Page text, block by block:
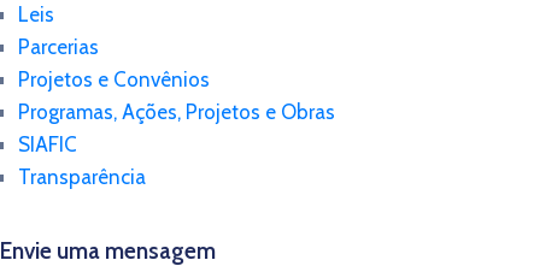
Leis
Parcerias
Projetos e Convênios
Programas, Ações, Projetos e Obras
SIAFIC
Transparência
Envie uma mensagem